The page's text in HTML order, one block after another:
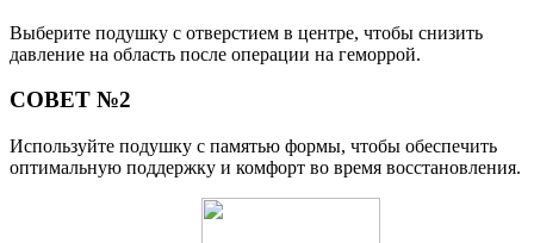
Выберите подушку с отверстием в центре, чтобы снизить
давление на область после операции на геморрой.
СОВЕТ №2
Используйте подушку с памятью формы, чтобы обеспечить
оптимальную поддержку и комфорт во время восстановления.